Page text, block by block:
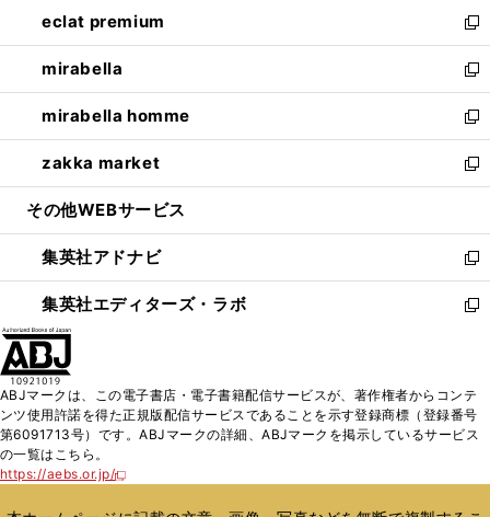
く
で
開
く
ド
ウ
で
開
く
ィ
ン
ド
ウ
で
開
く
い
ウ
ィ
ン
ド
ウ
で
開
eclat premium
新
し
い
ウ
ィ
ン
ド
ウ
開
く
mirabella
新
し
い
ウ
ィ
ン
ウ
で
開
く
mirabella homme
新
し
い
ウ
ン
ド
ウ
で
zakka market
新
し
ウ
ィ
ン
ド
く
その他WEBサービス
集英社アドナビ
新
し
い
ド
ウ
で
集英社エディターズ・ラボ
新
ィ
ン
ABJマークは、この電子書店・電子書籍配信サービスが、著作権者からコンテ
ンツ使用許諾を得た正規版配信サービスであることを示す登録商標（登録番号
第6091713号）です。ABJマークの詳細、ABJマークを掲示しているサービス
の一覧はこちら。
https://aebs.or.jp/
新
い